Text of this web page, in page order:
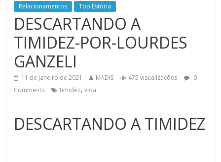
Relacionamentos
Top Estória
DESCARTANDO A
TIMIDEZ-POR-LOURDES
GANZELI
11 de janeiro de 2021 MADIS 475 visualizações
0
Comments
timidez,vida
DESCARTANDO A TIMIDEZ